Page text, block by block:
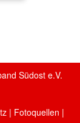
Südost e.V.
| Fotoquellen |